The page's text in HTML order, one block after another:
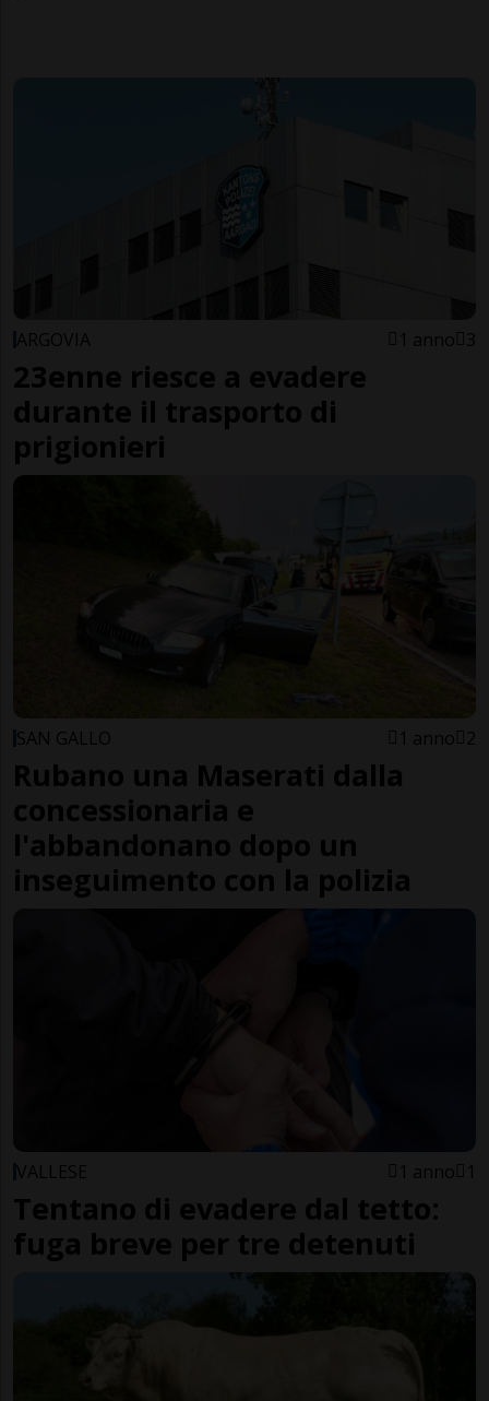
ARGOVIA 1 anno 3
23enne riesce a evadere
durante il trasporto di
prigionieri
SAN GALLO 1 anno 2
Rubano una Maserati dalla
concessionaria e
l'abbandonano dopo un
inseguimento con la polizia
VALLESE 1 anno 1
Tentano di evadere dal tetto:
fuga breve per tre detenuti